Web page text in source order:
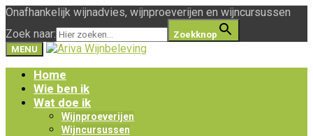
Onafhankelijk wijnadvies, wijnproeverijen en wijncursussen
Zoek naar:
Zoekknop
MENU
Home
Wie ben ik
Wat doe ik
Wijnproeverijen
Wijncursussen